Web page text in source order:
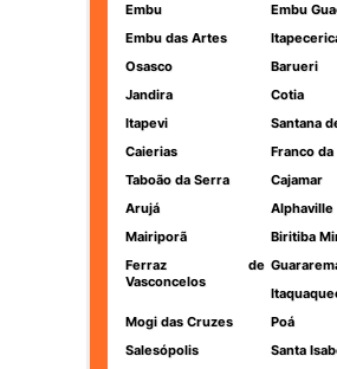
Embu
Embu
Embu das Artes
Osasco
Barueri
Jandira
Cotia
Itapevi
Santana
Caierias
Franco da
Taboão da Serra
Cajamar
Arujá
Alphaville
Mairiporã
Biritiba
Ferraz de
Vasconcelos
Mogi das Cruzes
Poá
Salesópolis
Santa